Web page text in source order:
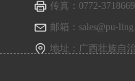
传真： 0772-3718669
邮箱： sales@pu-
地址： 广西壮族自